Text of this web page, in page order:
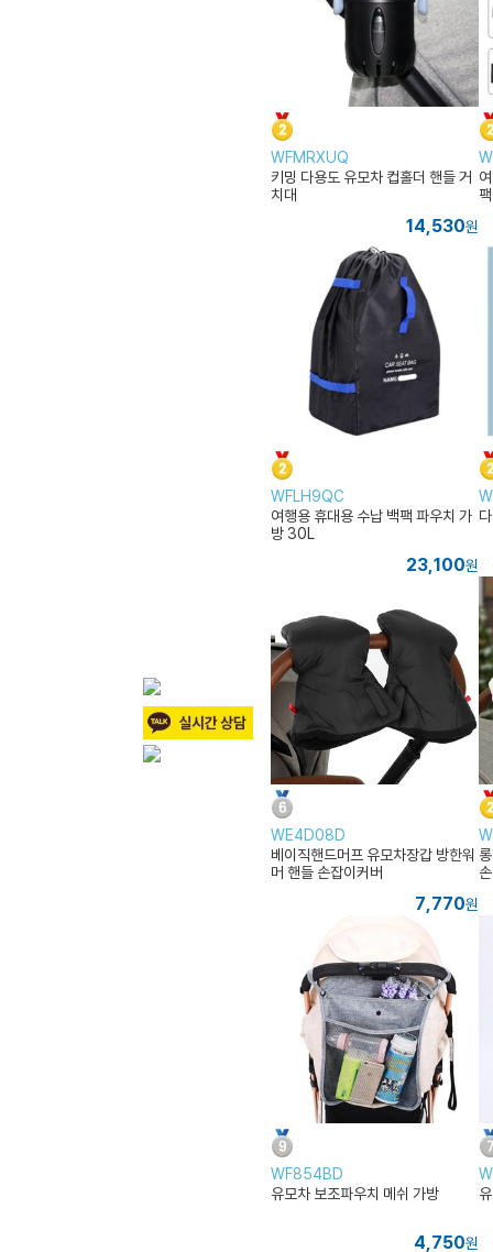
WFMRXUQ
키밍 다용도 유모차 컵홀더 핸들 거
치대
14,530원
WFLH9QC
여행용 휴대용 수납 백팩 파우치 가
방 30L
23,100원
WE4D08D
베이직핸드머프 유모차장갑 방한워
머 핸들 손잡이커버
7,770원
WF854BD
유모차 보조파우치 메쉬 가방
4,750원